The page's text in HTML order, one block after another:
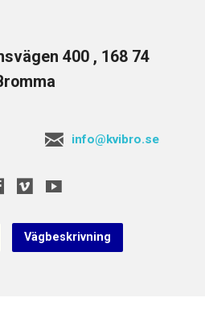
400 , 168 74
info@kvibro.se
Vägbeskrivning